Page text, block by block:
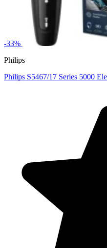
-33%
Philips
Philips S5467/17 Series 5000